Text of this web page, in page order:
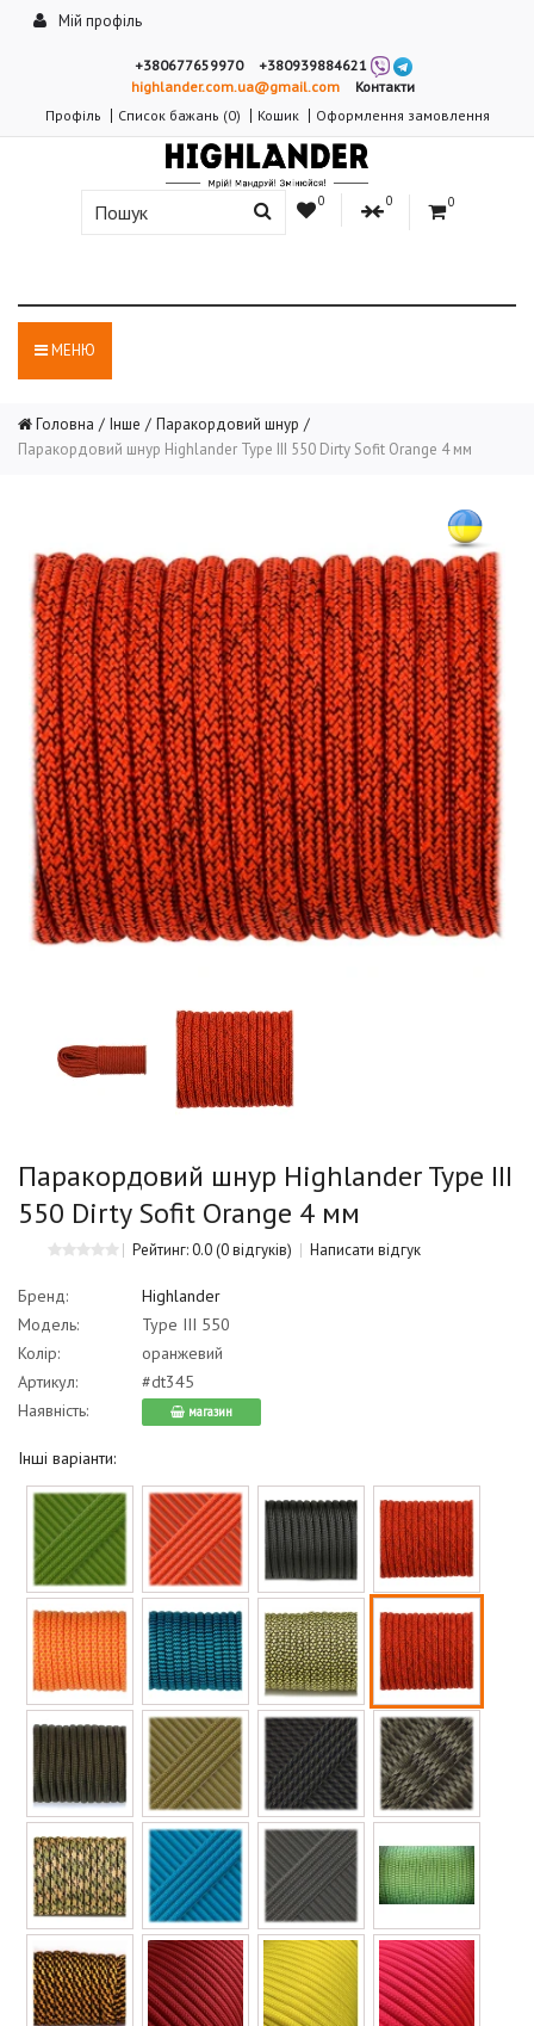
Мій профіль
+380677659970
+380939884621
highlander.com.ua@gmail.com
Контакти
Профіль
Список бажань (0) Кошик Оформлення замовлення
0 0 0
МЕНЮ
Головна Інше
Паракордовий шнур
Паракордовий шнур Highlander Type III 550 Dirty Sofit Orange 4 мм
Паракордовий шнур Highlander Type III
550 Dirty Sofit Orange 4 мм
Рейтинг: 0.0(0 відгуків) Написати відгук
Бренд:
Highlander
Модель:
Type III 550
Колір:
оранжевий
Артикул:
#dt345
Наявність:
магазин
Інші варіанти: